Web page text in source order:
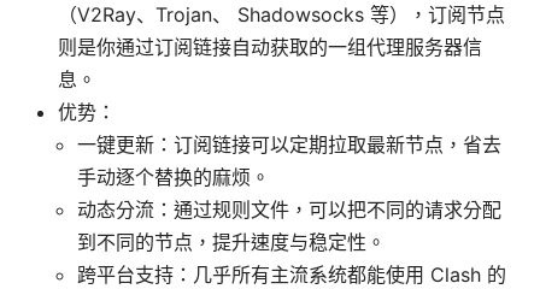
（V2Ray、Trojan、 Shadowsocks 等），订阅节点
则是你通过订阅链接自动获取的一组代理服务器信
息。
优势：
一键更新：订阅链接可以定期拉取最新节点，省去
手动逐个替换的麻烦。
动态分流：通过规则文件，可以把不同的请求分配
到不同的节点，提升速度与稳定性。
跨平台支持：几乎所有主流系统都能使用 Clash 的